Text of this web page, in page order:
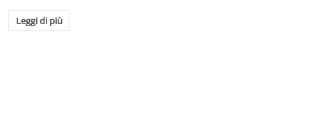
Leggi di più